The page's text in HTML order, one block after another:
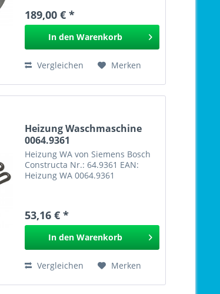
189,00 € *
In den Warenkorb
Vergleichen Merken
Heizung Waschmaschine
0064.9361
Heizung WA von Siemens Bosch
Constructa Nr.: 64.9361 EAN:
Heizung WA 0064.9361
53,16 € *
In den Warenkorb
Vergleichen Merken